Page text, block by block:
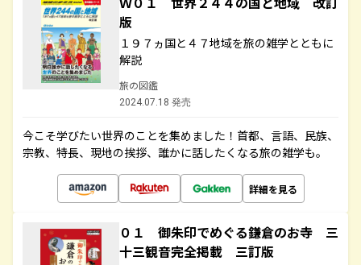
版
１９７ヵ国と４７地域を旅の雑学とともに
解説
旅の図鑑
2024.07.18 発売
今こそ学びたい世界のことを集めました！首都、言語、民族、
宗教、特長、現地の挨拶、誰かに話したくなる旅の雑学も。
詳細を見る
０１ 御朱印でめぐる鎌倉のお寺 三
十三観音完全掲載 三訂版